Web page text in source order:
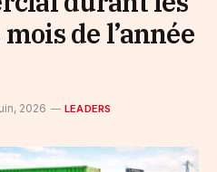
de l’année
2026 LEADERS